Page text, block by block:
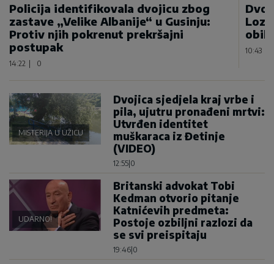
Policija identifikovala dvojicu zbog
zastave „Velike Albanije“ u Gusinju:
Protiv njih pokrenut prekršajni
postupak
14:22 0
10:43
MISTERIJA U UŽICU
Dvojica sjedjela kraj vrbe i
pila, ujutru pronađeni mrtvi:
Utvrđen identitet
muškaraca iz Đetinje
(VIDEO)
12:55 0
UDARNO!
Britanski advokat Tobi
Kedman otvorio pitanje
Katnićevih predmeta:
Postoje ozbiljni razlozi da
se svi preispitaju
19:46 0